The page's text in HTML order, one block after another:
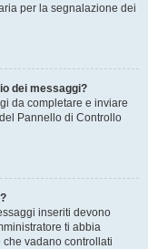
per la segnalazione dei
dei messaggi?
da completare e inviare
Pannello di Controllo
inseriti devono
ti abbia
vadano controllati